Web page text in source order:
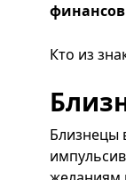
Кто из
Близнецы